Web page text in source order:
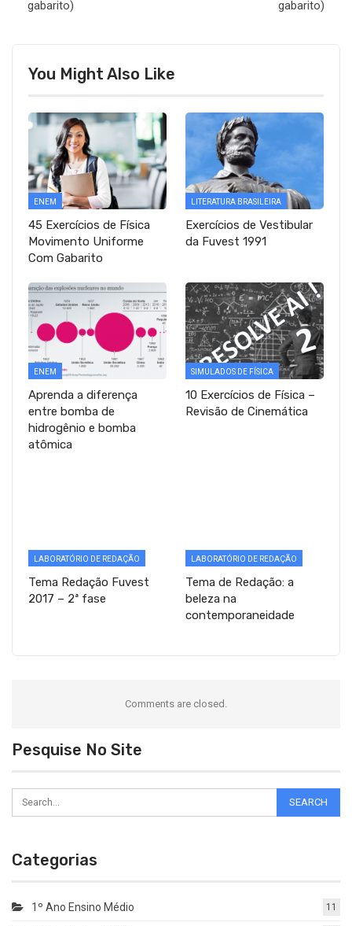
gabarito) gabarito)
You Might Also Like
ENEM
45 Exercícios de Física
Movimento Uniforme
Com Gabarito
LITERATURA BRASILEIRA
Exercícios de Vestibular
da Fuvest 1991
ENEM
Aprenda a diferença
entre bomba de
hidrogênio e bomba
atômica
SIMULADOS DE FÍSICA
10 Exercícios de Física –
Revisão de Cinemática
LABORATÓRIO DE REDAÇÃO
Tema Redação Fuvest
2017 – 2ª fase
LABORATÓRIO DE REDAÇÃO
Tema de Redação: a
beleza na
contemporaneidade
Comments are closed.
Pesquise No Site
Categorias
1º Ano Ensino Médio 11